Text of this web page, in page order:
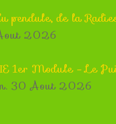
pendule, de la
2026
1er Module - Le
30 Aout 2026